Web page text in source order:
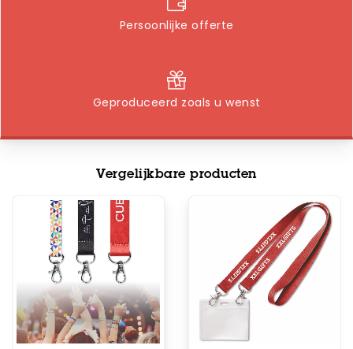
Persoonlijke offerte
Geproduceerd zoals u wenst
Vergelijkbare producten